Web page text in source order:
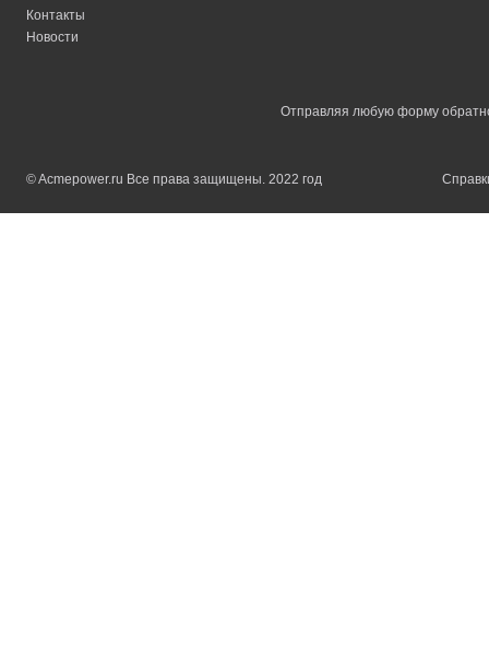
Контакты
Новости
Отправляя любую форму
© Acmepower.ru Все права защищены. 2022 год